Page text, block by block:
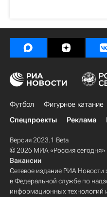
Футбол Фигурное катание
Спецпроекты
Реклама
Версия 2023.1 Beta
© 2026 МИА «Россия сегодня»
Вакансии
Сетевое издание РИА Новости
в Федеральной службе по
информационных технологий